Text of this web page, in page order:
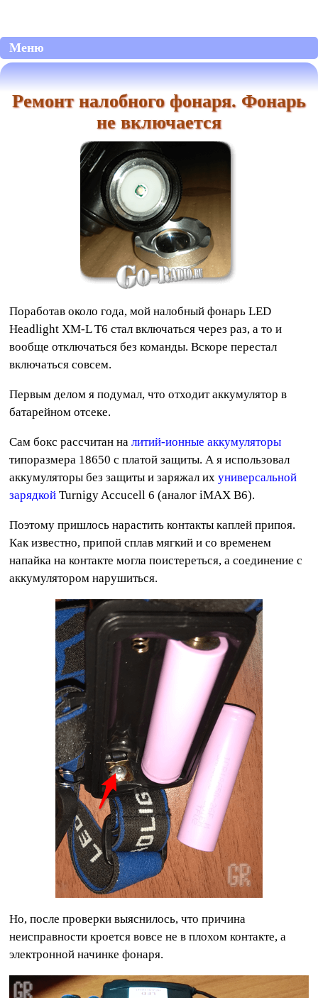
Меню
Ремонт налобного фонаря. Фонарь
не включается
Поработав около года, мой налобный фонарь LED
Headlight XM-L T6 стал включаться через раз, а то и
вообще отключаться без команды. Вскоре перестал
включаться совсем.
Первым делом я подумал, что отходит аккумулятор в
батарейном отсеке.
Сам бокс рассчитан налитий-ионные аккумуляторы
типоразмера 18650 с платой защиты. А я использовал
аккумуляторы без защиты и заряжал ихуниверсальной
зарядкой Turnigy Accucell 6 (аналог iMAX B6).
Поэтому пришлось нарастить контакты каплей припоя.
Как известно, припой сплав мягкий и со временем
напайка на контакте могла поистереться, а соединение с
аккумулятором нарушиться.
Но, после проверки выяснилось, что причина
неисправности кроется вовсе не в плохом контакте, а
электронной начинке фонаря.